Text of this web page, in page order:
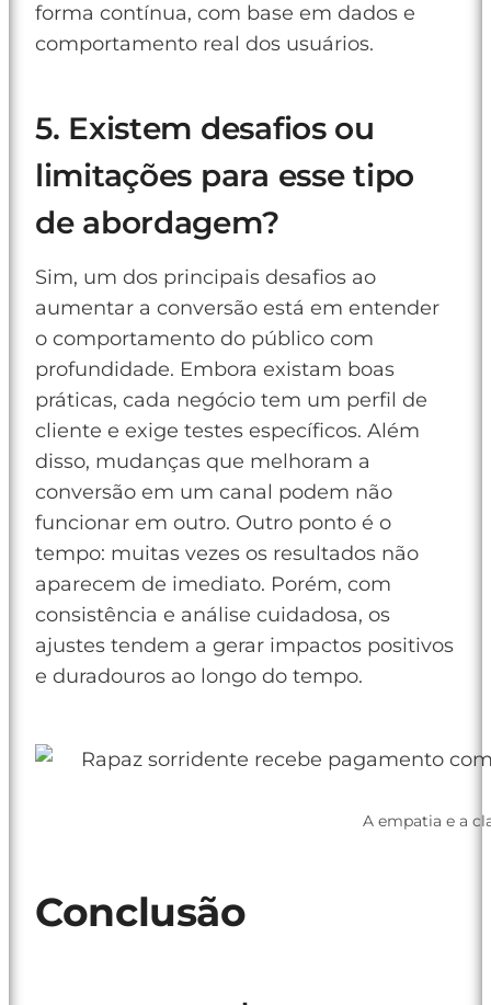
forma contínua, com base em dados e
comportamento real dos usuários.
5. Existem desafios ou
limitações para esse tipo
de abordagem?
Sim, um dos principais desafios ao
aumentar a conversão está em entender
o comportamento do público com
profundidade. Embora existam boas
práticas, cada negócio tem um perfil de
cliente e exige testes específicos. Além
disso, mudanças que melhoram a
conversão em um canal podem não
funcionar em outro. Outro ponto é o
tempo: muitas vezes os resultados não
aparecem de imediato. Porém, com
consistência e análise cuidadosa, os
ajustes tendem a gerar impactos positivos
e duradouros ao longo do tempo.
A empatia e a
Conclusão